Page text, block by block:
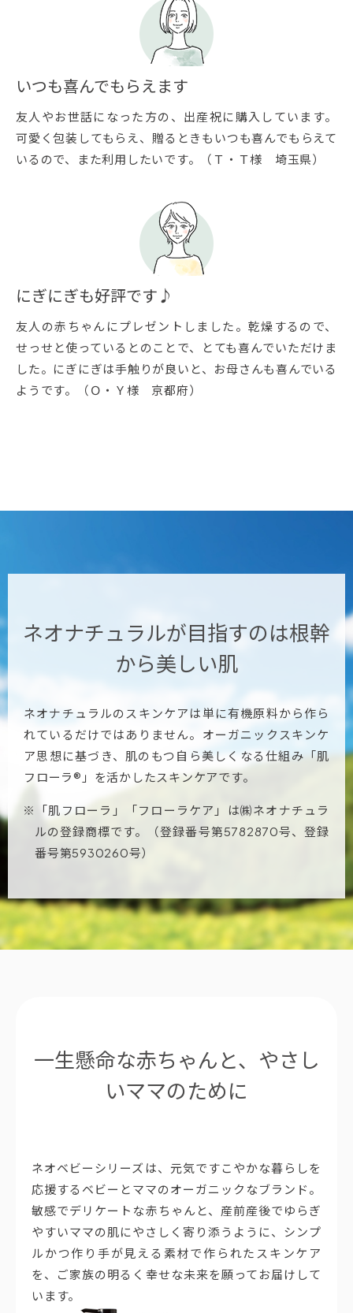
いつも喜んでもらえます
友人やお世話になった方の、出産祝に購入しています。
可愛く包装してもらえ、贈るときもいつも喜んでもらえて
いるので、また利用したいです。（Ｔ・Ｔ様 埼玉県）
にぎにぎも好評です♪
友人の赤ちゃんにプレゼントしました。乾燥するので、
せっせと使っているとのことで、とても喜んでいただけま
した。にぎにぎは手触りが良いと、お母さんも喜んでいる
ようです。（Ｏ・Ｙ様 京都府）
ネオナチュラルが目指すのは根幹
から美しい肌
ネオナチュラルのスキンケアは単に有機原料から作ら
れているだけではありません。オーガニックスキンケ
ア思想に基づき、肌のもつ自ら美しくなる仕組み「肌
フローラ®」を活かしたスキンケアです。
※「肌フローラ」「フローラケア」は㈱ネオナチュラ
ルの登録商標です。（登録番号第5782870号、登録
番号第5930260号）
一生懸命な赤ちゃんと、やさし
いママのために
ネオベビーシリーズは、元気ですこやかな暮らしを
応援するベビーとママのオーガニックなブランド。
敏感でデリケートな赤ちゃんと、産前産後でゆらぎ
やすいママの肌にやさしく寄り添うように、シンプ
ルかつ作り手が見える素材で作られたスキンケア
を、ご家族の明るく幸せな未来を願ってお届けして
います。